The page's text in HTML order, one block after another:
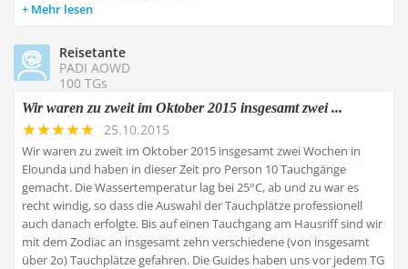
Mehr lesen
Reisetante
PADI AOWD
100 TGs
Wir waren zu zweit im Oktober 2015 insgesamt zwei ...
25.10.2015
Wir waren zu zweit im Oktober 2015 insgesamt zwei Wochen in
Elounda und haben in dieser Zeit pro Person 10 Tauchgänge
gemacht. Die Wassertemperatur lag bei 25°C, ab und zu war es
recht windig, so dass die Auswahl der Tauchplätze professionell
auch danach erfolgte. Bis auf einen Tauchgang am Hausriff sind wir
mit dem Zodiac an insgesamt zehn verschiedene (von insgesamt
über 2o) Tauchplätze gefahren. Die Guides haben uns vor jedem TG